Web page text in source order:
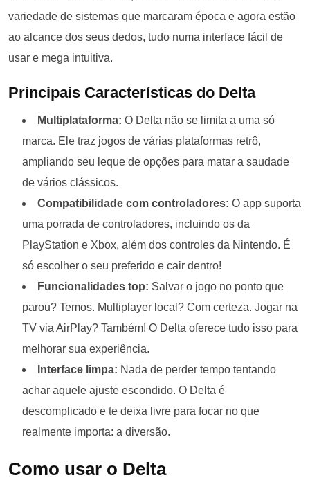
variedade de sistemas que marcaram época e agora estão
ao alcance dos seus dedos, tudo numa interface fácil de
usar e mega intuitiva​.
Principais Características do Delta
Multiplataforma: O Delta não se limita a uma só
marca. Ele traz jogos de várias plataformas retrô,
ampliando seu leque de opções para matar a saudade
de vários clássicos.
Compatibilidade com controladores: O app suporta
uma porrada de controladores, incluindo os da
PlayStation e Xbox, além dos controles da Nintendo. É
só escolher o seu preferido e cair dentro!
Funcionalidades top: Salvar o jogo no ponto que
parou? Temos. Multiplayer local? Com certeza. Jogar na
TV via AirPlay? Também! O Delta oferece tudo isso para
melhorar sua experiência.
Interface limpa: Nada de perder tempo tentando
achar aquele ajuste escondido. O Delta é
descomplicado e te deixa livre para focar no que
realmente importa: a diversão.
Como usar o Delta